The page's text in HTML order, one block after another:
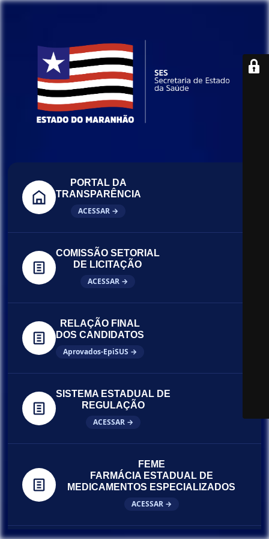
PORTAL DA
TRANSPARÊNCIA
ACESSAR →
COMISSÃO SETORIAL
DE LICITAÇÃO
ACESSAR →
RELAÇÃO FINAL
DOS CANDIDATOS
Aprovados-EpiSUS →
SISTEMA ESTADUAL DE
REGULAÇÃO
ACESSAR →
FEME
FARMÁCIA ESTADUAL DE
MEDICAMENTOS ESPECIALIZADOS
ACESSAR →